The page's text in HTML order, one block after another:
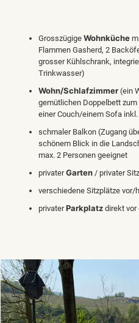
Grosszügige Wohnküche
Flammen Gasherd, 2
grosser Kühlschrank,
Trinkwasser)
Wohn/Schlafzimmer (ein
gemütlichen Doppelbett
einer Couch/einem Sofa
schmaler Balkon (Zugang
schönem Blick in die
max. 2 Personen geeignet
privaterGarten / privater
verschiedene Sitzplätze vor/
privaterParkplatz direkt vor